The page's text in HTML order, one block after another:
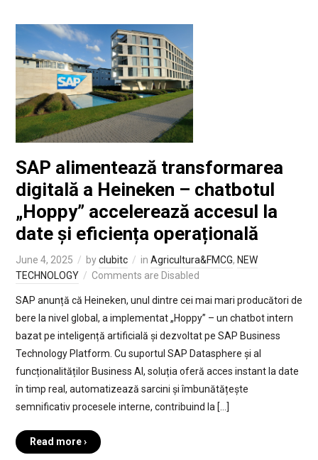
SAP alimentează transformarea
digitală a Heineken – chatbotul
„Hoppy” accelerează accesul la
date și eficiența operațională
June 4, 2025 byclubitc in Agricultura&FMCG, NEW
TECHNOLOGY
Comments are Disabled
SAP anunță că Heineken, unul dintre cei mai mari producători de
bere la nivel global, a implementat „Hoppy” – un chatbot intern
bazat pe inteligență artificială și dezvoltat pe SAP Business
Technology Platform. Cu suportul SAP Datasphere și al
funcționalităților Business AI, soluția oferă acces instant la date
în timp real, automatizează sarcini și îmbunătățește
semnificativ procesele interne, contribuind la […]
Read more ›